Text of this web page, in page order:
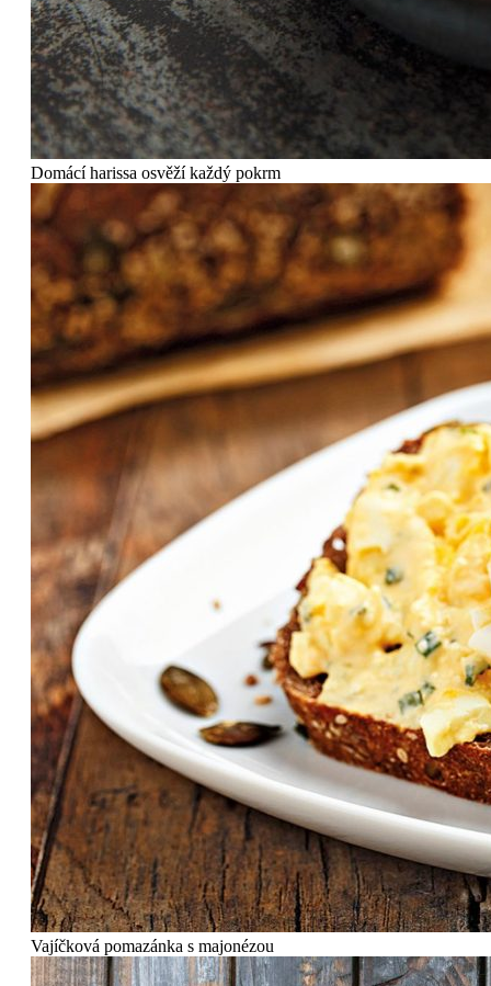
Domácí harissa osvěží každý pokrm
Vajíčková pomazánka s majonézou